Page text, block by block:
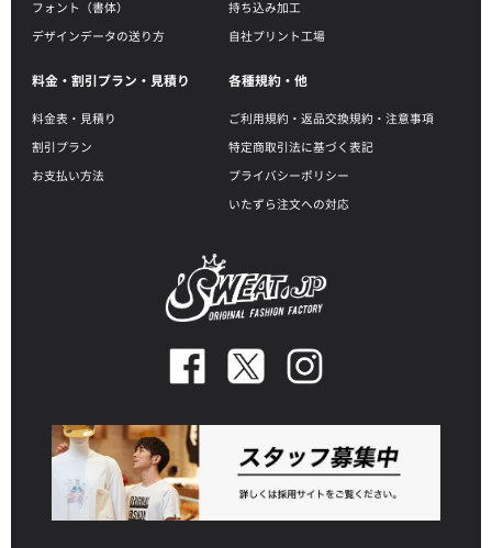
フォント（書体）
デザインデータの送り方
持ち込み加工
自社プリント工場
料金・割引プラン・見積り
料金表・見積り
割引プラン
お支払い方法
各種規約・他
ご利用規約・返品交換規約・注意事項
特定商取引法に基づく表記
プライバシーポリシー
いたずら注文への対応